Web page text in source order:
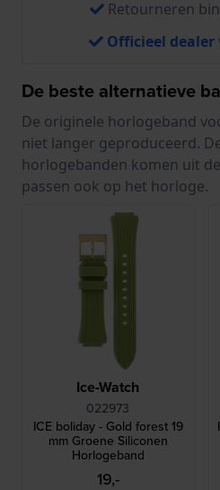
Retourneren
Officieel dealer
De beste alternatieve
De originele horlogeband
niet langer geproduceerd.
horlogebanden komen uit
passen ook op het horloge.
Ice-Watch
022973
ICE boliday - Gold forest 19
mm Groene Siliconen
Horlogeband
19,-